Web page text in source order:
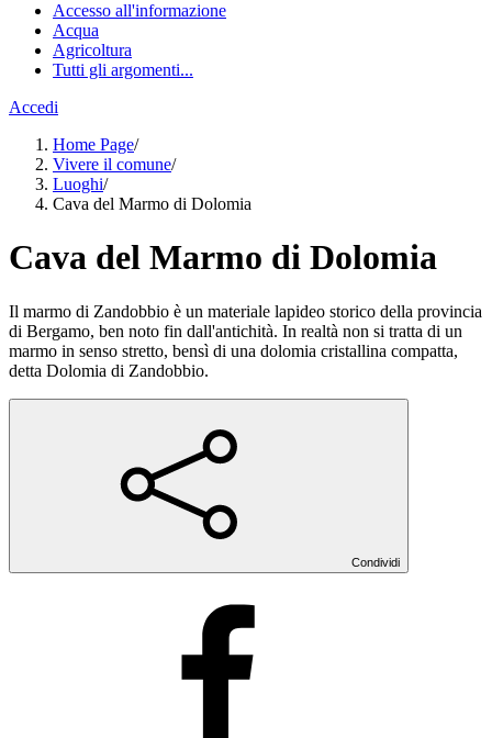
Accesso all'informazione
Acqua
Agricoltura
Tutti gli argomenti...
Accedi
Home Page/
Vivere il comune/
Luoghi/
Cava del Marmo di Dolomia
Cava del Marmo di Dolomia
Il marmo di Zandobbio è un materiale lapideo storico della provincia
di Bergamo, ben noto fin dall'antichità. In realtà non si tratta di un
marmo in senso stretto, bensì di una dolomia cristallina compatta,
detta Dolomia di Zandobbio.
Condividi